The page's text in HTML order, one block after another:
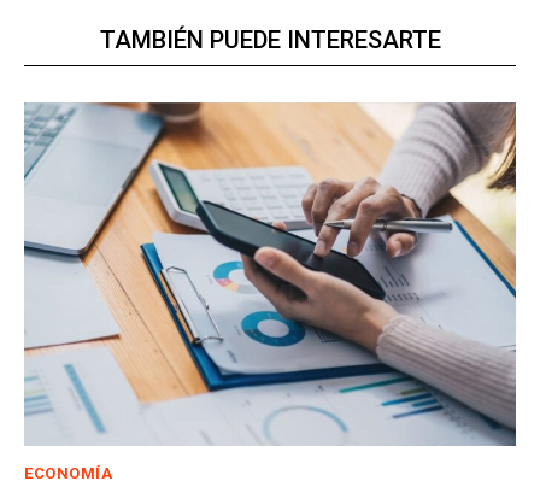
TAMBIÉN PUEDE INTERESARTE
ECONOMÍA